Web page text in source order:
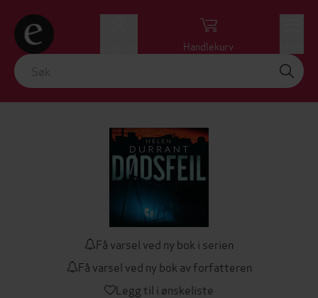
Handlekurv
Få varsel ved ny bok i serien
Få varsel ved ny bok av forfatteren
Legg til i ønskeliste